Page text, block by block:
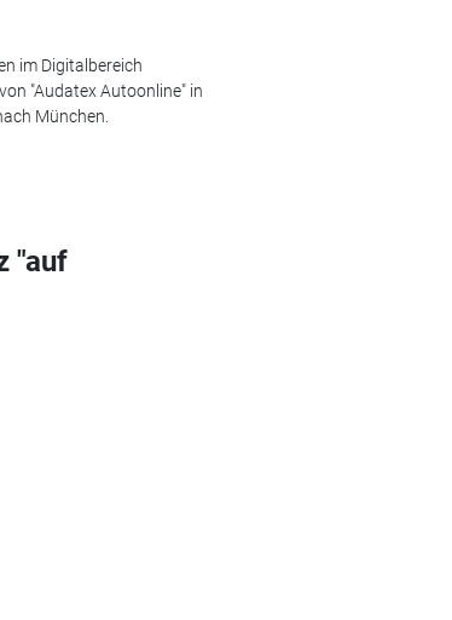
im Digitalbereich
"Audatex Autoonline" in
München.
"auf